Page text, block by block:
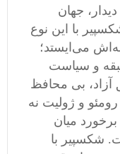
جهان
با این نوع
می‌ایستد؛
و سیاست
بی ‌محافظ
و ژولیت نه
میان
شکسپیر با